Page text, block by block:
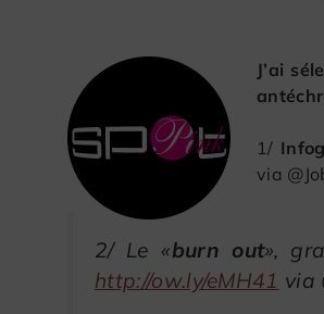
J’ai
1/
via
2/ Le «burn out»,
http://ow.ly/eMH41 via